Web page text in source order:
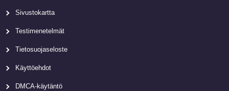
Sivustokartta
Testimenetelmät
Tietosuojaseloste
Käyttöehdot
DMCA-käytäntö